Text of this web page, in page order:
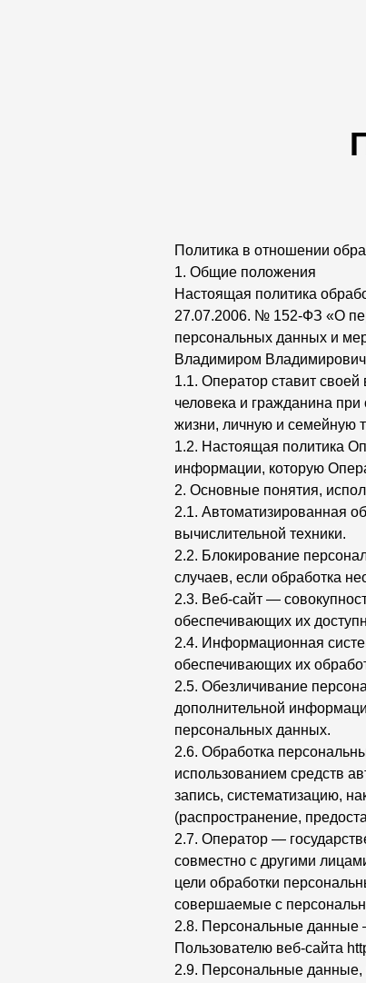
Политика в отношении
1. Общие положения
Настоящая политика
27.07.2006. № 152-ФЗ «О
персональных данных и
Владимиром
1.1. Оператор ставит
человека и гражданина
жизни, личную и семейную
1.2. Настоящая политика
информации, которую
2. Основные понятия,
2.1. Автоматизированная
вычислительной техники.
2.2. Блокирование
случаев, если обработка
2.3. Веб-сайт —
обеспечивающих их
2.4. Информационная
обеспечивающих их
2.5. Обезличивание
дополнительной
персональных данных.
2.6. Обработка
использованием средств
запись, систематизацию,
(распространение,
2.7. Оператор —
совместно с другими
цели обработки
совершаемые с
2.8. Персональные данные
Пользователю веб-сайта
2.9. Персональные